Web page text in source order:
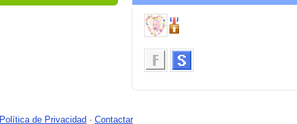
Política de Privacidad - Contactar